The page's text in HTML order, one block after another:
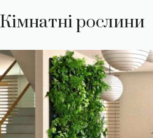
Кімнатні рослини